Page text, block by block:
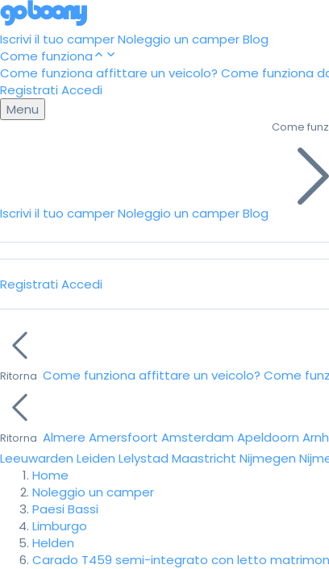
Iscrivi il tuo camperNoleggio un camperBlog
Come funziona
Come funziona affittare un veicolo? Come funziona
Registrati Accedi
Menu
Iscrivi il tuo camperNoleggio un camperBlog
Come
Registrati Accedi
Ritorna Come funziona affittare un veicolo? Come
Ritorna Almere Amersfoort Amsterdam Apeldoorn
Leeuwarden Leiden Lelystad Maastricht Nijmegen
Home
Noleggio un camper
Paesi Bassi
Limburgo
Helden
Carado T459 semi-integrato con letto